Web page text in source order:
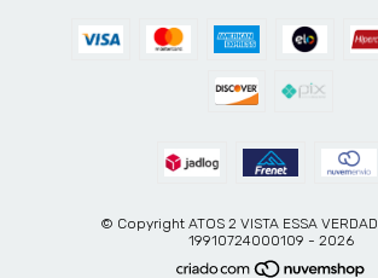
© Copyright ATOS 2 VISTA ESSA
19910724000109 - 2026